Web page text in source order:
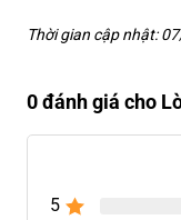
Thời gian cập nhật:
0 đánh giá cho
5